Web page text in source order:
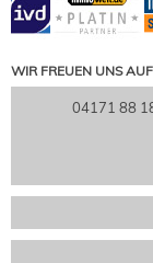
WIR FREUEN UNS
04171 88